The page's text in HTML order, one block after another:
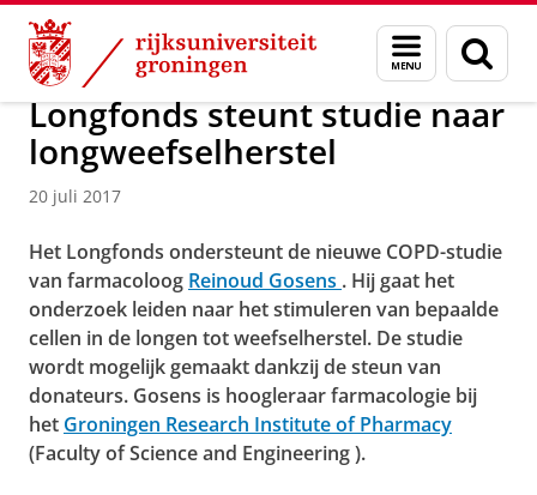
Skip
Content
Skip
Navigation
Menu
en
zoeken
Over ons Faculty of Science and Engineering Nieuws
Longfonds steunt studie naar
longweefselherstel
20 juli 2017
Het Longfonds ondersteunt de nieuwe COPD-studie
van farmacoloog Reinoud Gosens . Hij gaat het
onderzoek leiden naar het stimuleren van bepaalde
cellen in de longen tot weefselherstel. De studie
wordt mogelijk gemaakt dankzij de steun van
donateurs. Gosens is hoogleraar farmacologie bij
het Groningen Research Institute of Pharmacy
(Faculty of Science and Engineering).